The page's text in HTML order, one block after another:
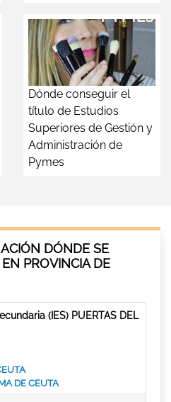
Dónde conseguir el
título de Estudios
Superiores de Gestión y
Administración de
Pymes
DÓNDE SE
PROVINCIA DE
(IES) PUERTAS DEL
DE CEUTA